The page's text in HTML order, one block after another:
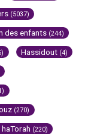
(5037)
des enfants (244)
Hassidout (4)
(270)
(220)